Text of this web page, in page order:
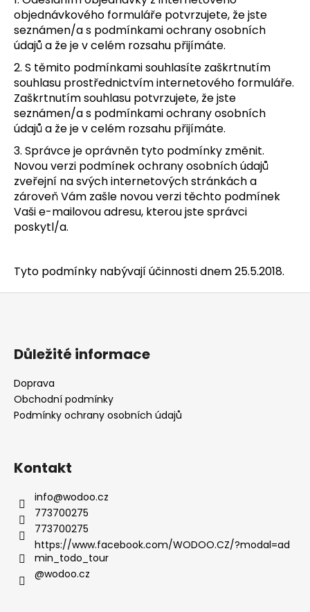
objednávkového formuláře potvrzujete, že jste
seznámen/a s podmínkami ochrany osobních
údajů a že je v celém rozsahu přijímáte.
2. S těmito podmínkami souhlasíte zaškrtnutím
souhlasu prostřednictvím internetového formuláře.
Zaškrtnutím souhlasu potvrzujete, že jste
seznámen/a s podmínkami ochrany osobních
údajů a že je v celém rozsahu přijímáte.
3. Správce je oprávněn tyto podmínky změnit.
Novou verzi podmínek ochrany osobních údajů
zveřejní na svých internetových stránkách a
zároveň Vám zašle novou verzi těchto podmínek
Vaši e-mailovou adresu, kterou jste správci
poskytl/a.
Tyto podmínky nabývají účinnosti dnem 25.5.2018.
Z
Důležité informace
Doprava
Obchodní podmínky
Podmínky ochrany osobních údajů
Kontakt
info@wodoo.cz
773700275
773700275
https://www.facebook.com/WODOO.CZ/?modal=ad
min_todo_tour
@wodoo.cz